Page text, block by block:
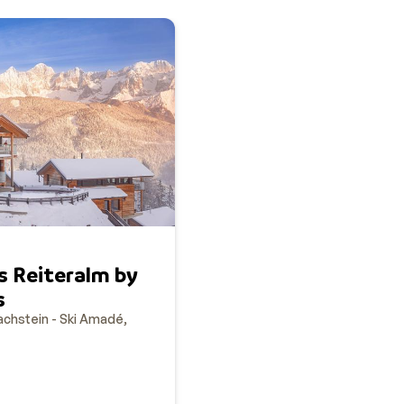
Reiteralm by
- Ski Amadé